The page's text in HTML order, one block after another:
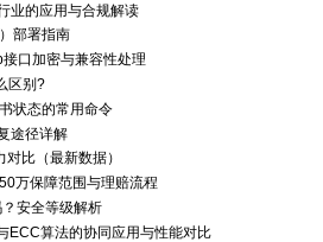
业的应用与合规解读
部署指南
口加密与兼容性处理
区别?
状态的常用命令
途径详解
比（最新数据）
万保障范围与理赔流程
安全等级解析
ECC算法的协同应用与性能对比